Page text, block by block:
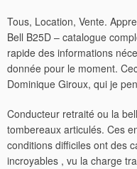
Tous, Location, Vente.
Bell B25D – catalogue
rapide des informations
donnée pour le moment.
Dominique Giroux, qui je
Conducteur retraité ou la
tombereaux articulés. Ces
conditions difficiles ont des
incroyables , vu la charge